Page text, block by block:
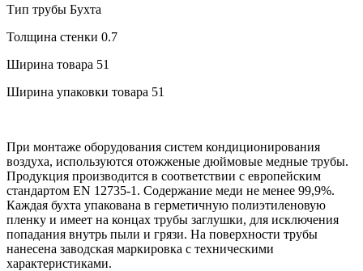
Тип трубы Бухта
Толщина стенки 0.7
Ширина товара 51
Ширина упаковки товара 51
При монтаже оборудования систем кондиционирования
воздуха, используются отожженые дюймовые медные трубы.
Продукция производится в соответствии с европейским
стандартом EN 12735-1. Содержание меди не менее 99,9%.
Каждая бухта упакована в герметичную полиэтиленовую
пленку и имеет на концах трубы заглушки, для исключения
попадания внутрь пыли и грязи. На поверхности трубы
нанесена заводская маркировка с техническими
характеристиками.